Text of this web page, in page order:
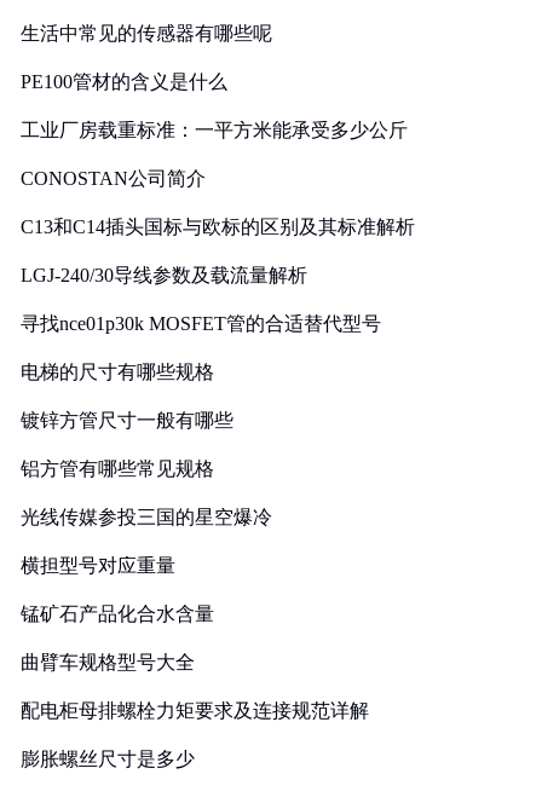
生活中常见的传感器有哪些呢
PE100管材的含义是什么
工业厂房载重标准：一平方米能承受多少公斤
CONOSTAN公司简介
C13和C14插头国标与欧标的区别及其标准解析
LGJ-240/30导线参数及载流量解析
寻找nce01p30k MOSFET管的合适替代型号
电梯的尺寸有哪些规格
镀锌方管尺寸一般有哪些
铝方管有哪些常见规格
光线传媒参投三国的星空爆冷
横担型号对应重量
锰矿石产品化合水含量
曲臂车规格型号大全
配电柜母排螺栓力矩要求及连接规范详解
膨胀螺丝尺寸是多少